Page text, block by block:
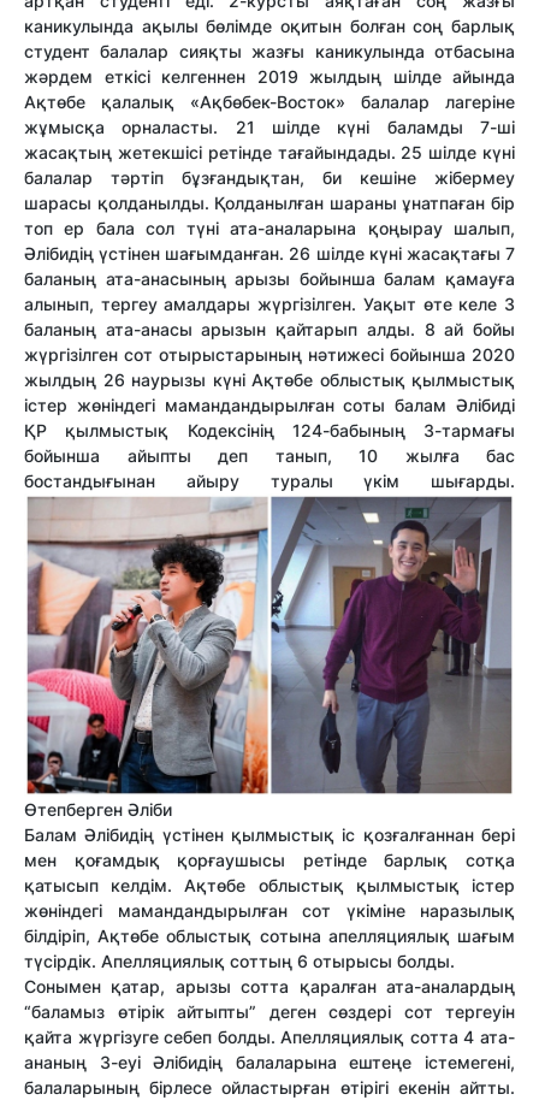
каникулында ақылы бөлімде оқитын болған соң барлық
студент балалар сияқты жазғы каникулында отбасына
жәрдем еткісі келгеннен 2019 жылдың шілде айында
Ақтөбе қалалық «Ақбөбек-Восток» балалар лагеріне
жұмысқа орналасты. 21 шілде күні баламды 7-ші
жасақтың жетекшісі ретінде тағайындады. 25 шілде күні
балалар тәртіп бұзғандықтан, би кешіне жібермеу
шарасы қолданылды. Қолданылған шараны ұнатпаған бір
топ ер бала сол түні ата-аналарына қоңырау шалып,
Әлібидің үстінен шағымданған. 26 шілде күні жасақтағы 7
баланың ата-анасының арызы бойынша балам қамауға
алынып, тергеу амалдары жүргізілген. Уақыт өте келе 3
баланың ата-анасы арызын қайтарып алды. 8 ай бойы
жүргізілген сот отырыстарының нәтижесі бойынша 2020
жылдың 26 наурызы күні Ақтөбе облыстық қылмыстық
істер жөніндегі мамандандырылған соты балам Әлібиді
ҚР қылмыстық Кодексінің 124-бабының 3-тармағы
бойынша айыпты деп танып, 10 жылға бас
бостандығынан айыру туралы үкім шығарды.
Өтепберген Әліби
Балам Әлібидің үстінен қылмыстық іс қозғалғаннан бері
мен қоғамдық қорғаушысы ретінде барлық сотқа
қатысып келдім. Ақтөбе облыстық қылмыстық істер
жөніндегі мамандандырылған сот үкіміне наразылық
білдіріп, Ақтөбе облыстық сотына апелляциялық шағым
түсірдік. Апелляциялық соттың 6 отырысы болды.
Сонымен қатар, арызы сотта қаралған ата-аналардың
“баламыз өтірік айтыпты” деген сөздері сот тергеуін
қайта жүргізуге себеп болды. Апелляциялық сотта 4 ата-
ананың 3-еуі Әлібидің балаларына ештеңе істемегені,
балаларының бірлесе ойластырған өтірігі екенін айтты.